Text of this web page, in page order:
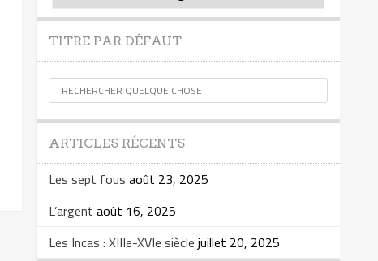
TITRE PAR DÉFAUT
ARTICLES RÉCENTS
Les sept fous août 23, 2025
L’argent août 16, 2025
Les Incas : XIIIe-XVIe siècle juillet 20, 2025